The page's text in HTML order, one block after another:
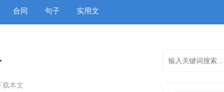
合同 句子 实用文
载本文